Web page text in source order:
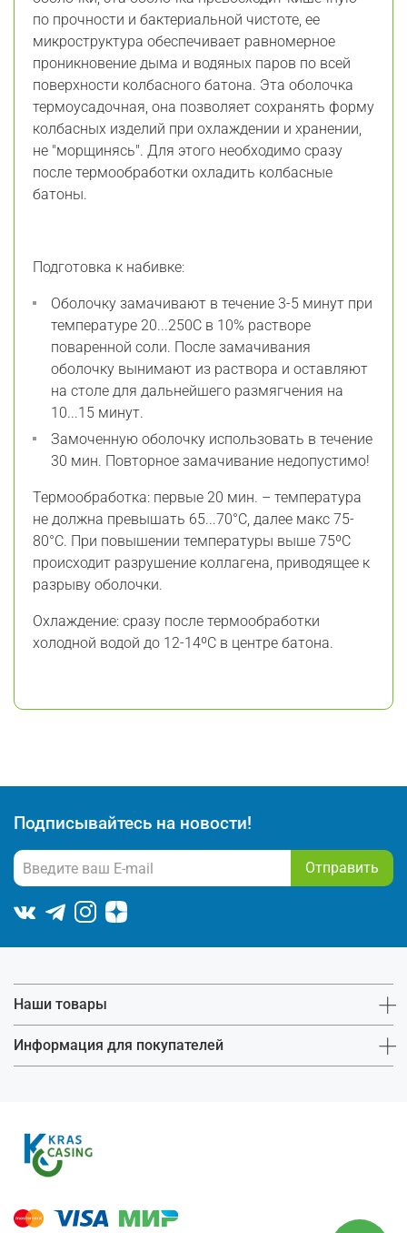
по прочности и бактериальной чистоте, ее
микроструктура обеспечивает равномерное
проникновение дыма и водяных паров по всей
поверхности колбасного батона. Эта оболочка
термоусадочная, она позволяет сохранять форму
колбасных изделий при охлаждении и хранении,
не "морщинясь". Для этого необходимо сразу
после термообработки охладить колбасные
батоны.
Подготовка к набивке:
Оболочку замачивают в течение 3-5 минут при
температуре 20...250С в 10% растворе
поваренной соли. После замачивания
оболочку вынимают из раствора и оставляют
на столе для дальнейшего размягчения на
10...15 минут.
Замоченную оболочку использовать в течение
30 мин. Повторное замачивание недопустимо!
Термообработка: первые 20 мин. – температура
не должна превышать 65...70°С, далее макс 75-
80°С. При повышении температуры выше 75ºС
происходит разрушение коллагена, приводящее к
разрыву оболочки.
Охлаждение: сразу после термообработки
холодной водой до 12-14ºС в центре батона.
Подписывайтесь на новости!
Отправить
Наши товары
Информация для покупателей